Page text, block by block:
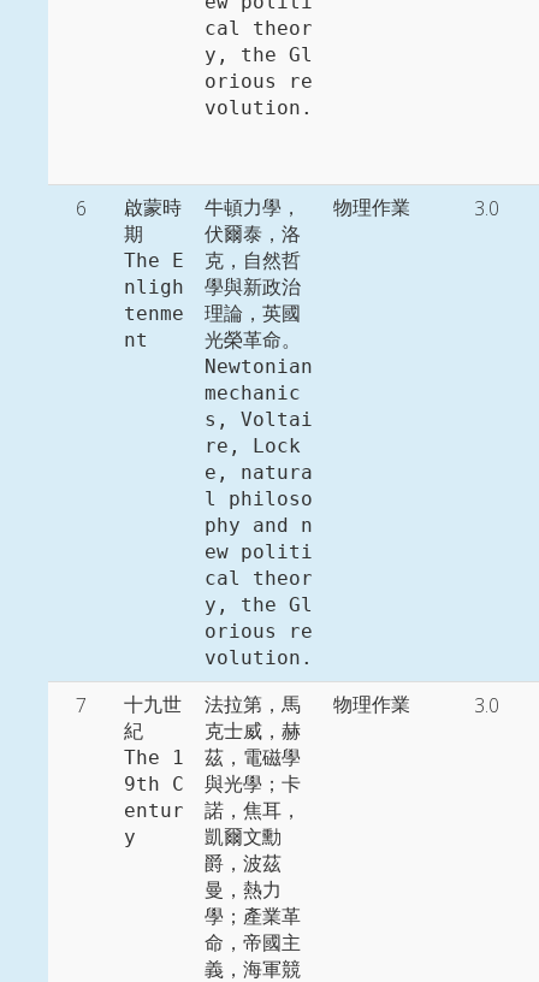
cal theor
y, the Gl
orious re
6
啟蒙時
期
The E
nligh
tenme
nt
牛頓力學，
伏爾泰，洛
克，自然哲
學與新政治
理論，英國
光榮革命。
Newtonian
mechanic
s, Voltai
re, Lock
e, natura
l philoso
phy and n
ew politi
cal theor
y, the Gl
orious re
物理作業 3.0
7
十九世
紀
The 1
9th C
entur
y
法拉第，馬
克士威，赫
茲，電磁學
與光學；卡
諾，焦耳，
凱爾文勳
爵，波茲
曼，熱力
學；產業革
命，帝國主
義，海軍競
物理作業 3.0